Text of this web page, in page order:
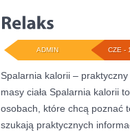
CZE -
ADMIN
Spalarnia kalorii –
masy ciała Spalarnia kalorii
osobach, które chcą poznać
szukają praktycznych